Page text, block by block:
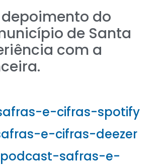
do
de Santa
com a
e-cifras-spotify
e-cifras-deezer
safras-e-